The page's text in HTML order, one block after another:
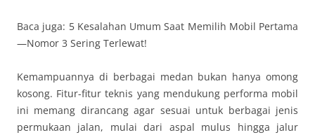
Baca juga: 5 Kesalahan Umum Saat Memilih Mobil Pertama
—Nomor 3 Sering Terlewat!
Kemampuannya di berbagai medan bukan hanya omong
kosong. Fitur-fitur teknis yang mendukung performa mobil
ini memang dirancang agar sesuai untuk berbagai jenis
permukaan jalan, mulai dari aspal mulus hingga jalur